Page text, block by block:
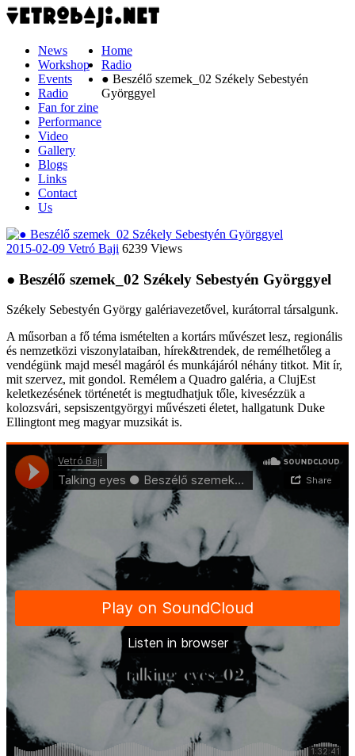
News
Workshop
Events
Radio
Fan for zine
Performance
Video
Gallery
Blogs
Links
Contact
Us
Home
Radio
● Beszélő szemek_02 Székely Sebestyén
Györggyel
2015-02-09 Vetró Baji 6239 Views
● Beszélő szemek_02 Székely Sebestyén Györggyel
Székely Sebestyén György galériavezetővel, kurátorral társalgunk.
A műsorban a fő téma ismételten a kortárs művészet lesz, regionális
és nemzetközi viszonylataiban, hírek&trendek, de remélhetőleg a
vendégünk majd mesél magáról és munkájáról néhány titkot. Mit ír,
mit szervez, mit gondol. Remélem a Quadro galéria, a ClujEst
keletkezésének történetét is megtudhatjuk tőle, kivesézzük a
kolozsvári, sepsiszentgyörgyi művészeti életet, hallgatunk Duke
Ellingtont meg magyar muzsikát is.